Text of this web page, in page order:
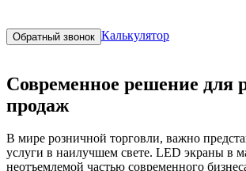
Обратный звонок Калькулятор
Современное решение для
продаж
В мире розничной торговли, важно
услуги в наилучшем свете. LED экраны в
неотъемлемой частью современного